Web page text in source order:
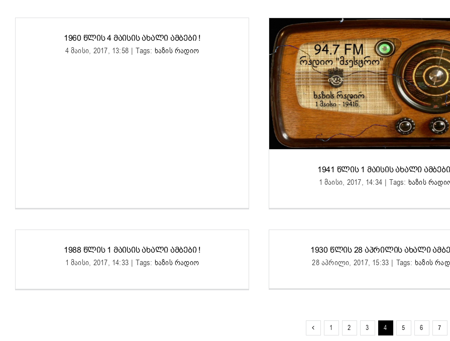
1960 ᲬᲚᲘᲡ 4 ᲛᲐᲘᲡᲘᲡ ᲐᲮᲐᲚᲘ ᲐᲛᲑᲔᲑᲘ !
4 მაისი, 2017, 13:58 | Tags: ხაზის რადიო
1941 ᲬᲚᲘᲡ 1 ᲛᲐᲘᲡᲘᲡ ᲐᲮᲐᲚᲘ
1 მაისი, 2017, 14:34 | Tags: ხაზის
1988 ᲬᲚᲘᲡ 1 ᲛᲐᲘᲡᲘᲡ ᲐᲮᲐᲚᲘ ᲐᲛᲑᲔᲑᲘ !
1 მაისი, 2017, 14:33 | Tags: ხაზის რადიო
1930 ᲬᲚᲘᲡ 28 ᲐᲞᲠᲘᲚᲘᲡ ᲐᲮᲐᲚᲘ
28 აპრილი, 2017, 15:33 | Tags: ხაზის
1 2 3 4 5 6 7